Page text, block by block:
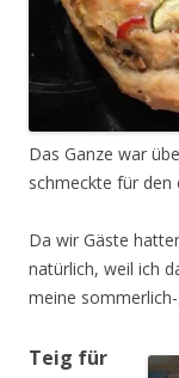
Das Ganze war
schmeckte für den
Da wir Gäste
natürlich, weil ich
meine
Teig für